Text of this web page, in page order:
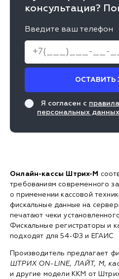
консультация?
Введите ваш телефон
ОСТАВИТЬ
Я согласен с
персональных данных
Онлайн-кассы Штрих-М
требованиям современного
о применении кассовой
фискальные данные на
печатают чеки
Фискальные регистраторы и
подходят для 54-ФЗ и ЕГАИС.
Производитель предлагает
ШТРИХ ON-LINE, ЛАЙТ, М,
и другие модели ККМ от